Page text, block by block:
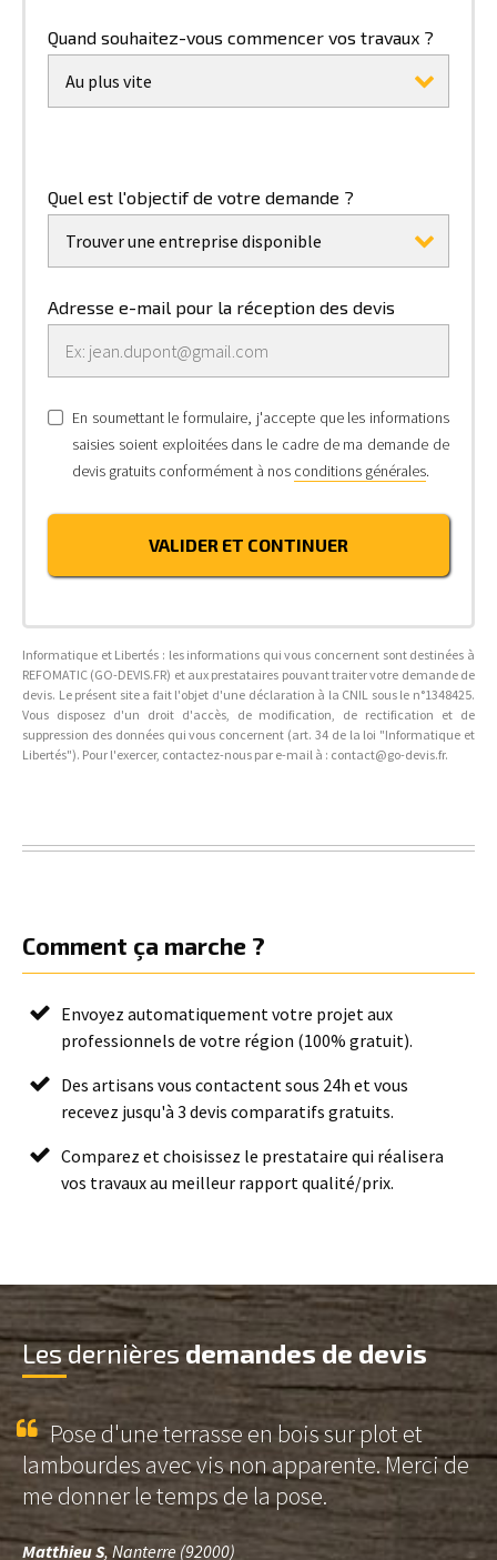
Quand souhaitez-vous commencer vos travaux ?
Au plus vite
Quel est l'objectif de votre demande ?
Trouver une entreprise disponible
Adresse e-mail pour la réception des devis
En soumettant le formulaire, j'accepte que les informations
saisies soient exploitées dans le cadre de ma demande de
devis gratuits conformément à nos conditions générales.
VALIDER ET CONTINUER
Informatique et Libertés : les informations qui vous concernent sont destinées à
REFOMATIC (GO-DEVIS.FR) et aux prestataires pouvant traiter votre demande de
devis. Le présent site a fait l'objet d'une déclaration à la CNIL sous le n°1348425.
Vous disposez d'un droit d'accès, de modification, de rectification et de
suppression des données qui vous concernent (art. 34 de la loi "Informatique et
Libertés"). Pour l'exercer, contactez-nous par e-mail à : contact@go-devis.fr.
Comment ça marche ?
Envoyez automatiquement votre projet aux
professionnels de votre région (100% gratuit).
Des artisans vous contactent sous 24h et vous
recevez jusqu'à 3 devis comparatifs gratuits.
Comparez et choisissez le prestataire qui réalisera
vos travaux au meilleur rapport qualité/prix.
Les dernièresdemandes de devis
Pose d'une terrasse en bois sur plot et
lambourdes avec vis non apparente. Merci de
me donner le temps de la pose.
Matthieu S, Nanterre (92000)